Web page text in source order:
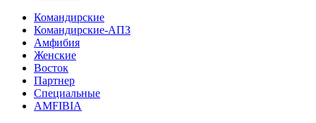
Командирские
Командирские-АПЗ
Амфибия
Женские
Восток
Партнер
Специальные
AMFIBIA